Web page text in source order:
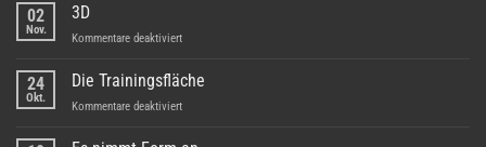
02
Nov.
3D
Kommentare deaktiviertfür
24
Okt.
Die Trainingsfläche
Kommentare deaktiviertfür
Trainingsfläche